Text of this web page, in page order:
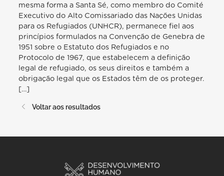
mesma forma a Santa Sé, como membro do Comité
Executivo do Alto Comissariado das Nações Unidas
para os Refugiados (UNHCR), permanece fiel aos
princípios formulados na Convenção de Genebra de
1951 sobre o Estatuto dos Refugiados e no
Protocolo de 1967, que estabelecem a definição
legal de refugiado, os seus direitos e também a
obrigação legal que os Estados têm de os proteger.
[…]
Voltar aos resultados